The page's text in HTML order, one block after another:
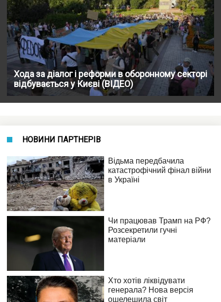
Хода за діалог і реформи в оборонному секторі
відбувається у Києві (ВІДЕО)
НОВИНИ ПАРТНЕРІВ